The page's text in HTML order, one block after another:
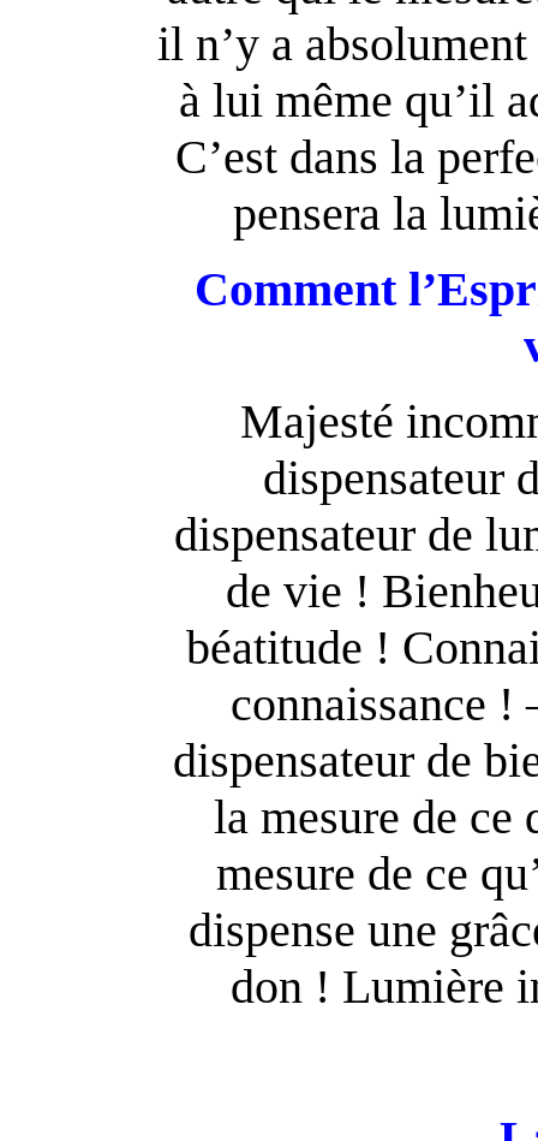
il n’y a
à lui même qu’il
C’est dans la
pensera la
Comment
Majesté
dispensateur
dispensateur de
de vie !
béatitude !
connaissance
dispensateur de
la mesure de ce
mesure de ce
dispense une
don ! Lumière